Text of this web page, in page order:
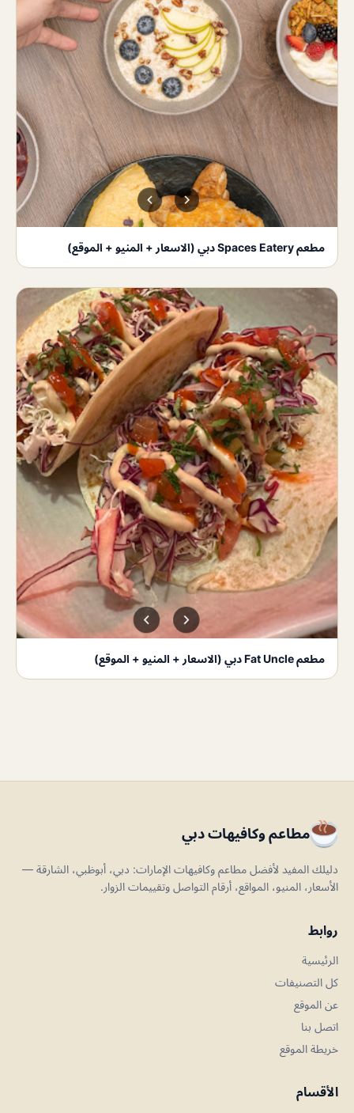
مطعم Spaces Eatery دبي (الاسعار + المنيو + الموقع)
مطعم Fat Uncle دبي (الاسعار + المنيو + الموقع)
مطاعم وكافيهات دبي
دليلك المفيد لأفضل مطاعم وكافيهات الإمارات: دبي، أبوظبي، الشارقة —
الأسعار، المنيو، المواقع، أرقام التواصل وتقييمات الزوار.
روابط
الرئيسية
كل التصنيفات
عن الموقع
اتصل بنا
خريطة الموقع
الأقسام